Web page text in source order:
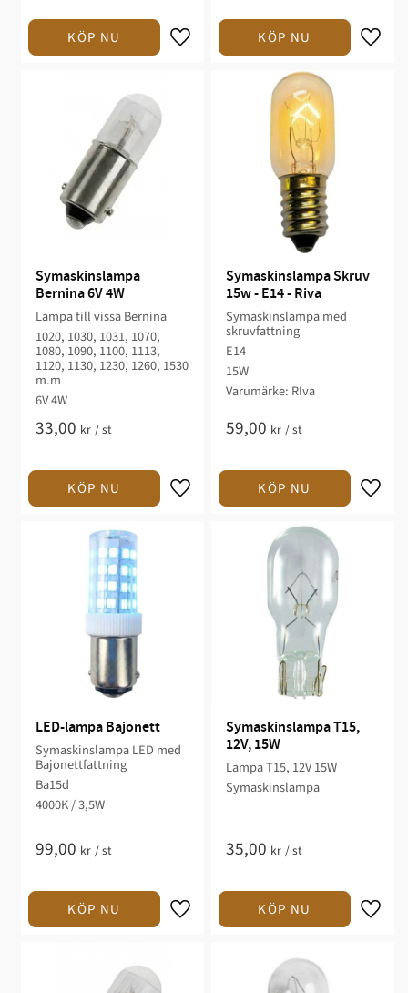
Symaskinslampa
Bernina 6V 4W
Lampa till vissa Bernina
1020, 1030, 1031, 1070,
1080, 1090, 1100, 1113,
1120, 1130, 1230, 1260, 1530
m.m
6V 4W
33,00 kr /st
Symaskinslampa Skruv
15w - E14 - Riva
Symaskinslampa med
skruvfattning
E14
15W
Varumärke: RIva
59,00 kr /st
LED-lampa Bajonett
Symaskinslampa LED med
Bajonettfattning
Ba15d
4000K / 3,5W
99,00 kr /st
Symaskinslampa T15,
12V, 15W
Lampa T15, 12V 15W
Symaskinslampa
35,00 kr /st